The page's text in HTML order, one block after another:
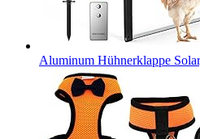
Aluminum Hühnerklappe